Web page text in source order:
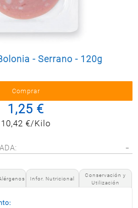
Postal
- Serrano - 120g
1,25 €
10,42 €/Kilo
Infor. Nutricional
Conservación y
Utilización